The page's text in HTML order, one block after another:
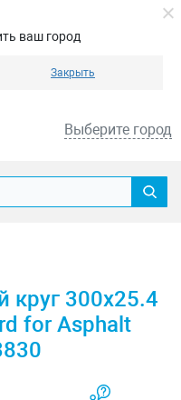
ваш город
Закрыть
Выберите город
круг 300x25.4
for Asphalt